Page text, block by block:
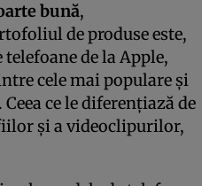
bună,
de produse este,
de la Apple,
cele mai populare și
ce le diferențiază de
și a videoclipurilor,